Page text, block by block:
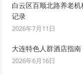
白云区百顺北路养老
记录
2026年7月11日
大连特色人群酒店指
2026年6月16日